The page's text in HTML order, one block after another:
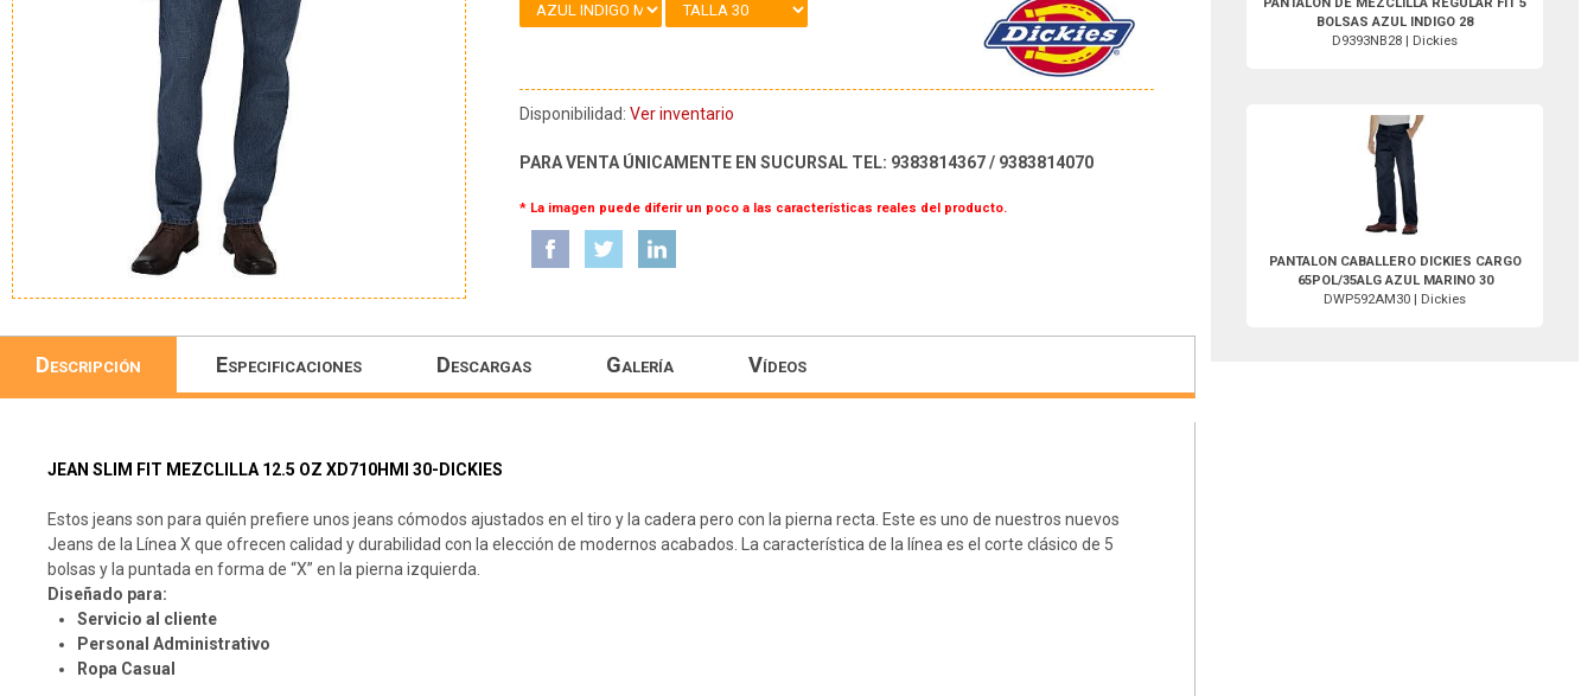
Disponibilidad:Ver inventario
PARA VENTA ÚNICAMENTE EN SUCURSAL TEL: 9383814367 / 9383814070
* La imagen puede diferir un poco a las características reales del producto.
Descripción Especificaciones Descargas Galería Vídeos
JEAN SLIM FIT MEZCLILLA 12.5 OZ XD710HMI 30-DICKIES
Estos jeans son para quién prefiere unos jeans cómodos ajustados en el tiro y la cadera pero con la pierna recta. Este es uno de nuestros nuevos
Jeans de la Línea X que ofrecen calidad y durabilidad con la elección de modernos acabados. La característica de la línea es el corte clásico de 5
bolsas y la puntada en forma de “X” en la pierna izquierda.
Diseñado para:
Servicio al cliente
Personal Administrativo
Ropa Casual
PANTALON DE MEZCLILLA REGULAR FIT 5
BOLSAS AZUL INDIGO 28
D9393NB28 | Dickies
PANTALON CABALLERO DICKIES CARGO
65POL/35ALG AZUL MARINO 30
DWP592AM30 | Dickies